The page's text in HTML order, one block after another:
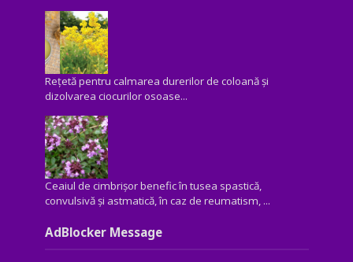
Rețetă pentru calmarea durerilor de coloană și
dizolvarea ciocurilor osoase...
Ceaiul de cimbrișor benefic în tusea spastică,
convulsivă şi astmatică, în caz de reumatism, ...
AdBlocker Message